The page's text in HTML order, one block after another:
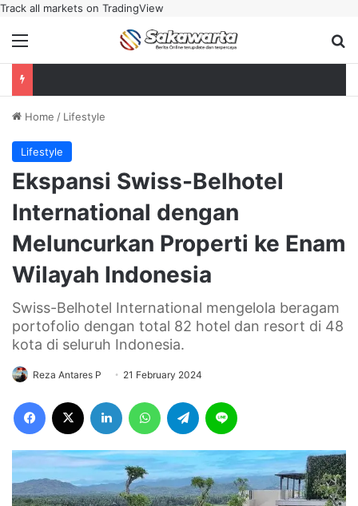
Track all markets on TradingView
Menu
Home / Lifestyle
Lifestyle
Ekspansi Swiss-Belhotel
International dengan
Meluncurkan Properti ke Enam
Wilayah Indonesia
Swiss-Belhotel International mengelola beragam
portofolio dengan total 82 hotel dan resort di 48
kota di seluruh Indonesia.
Reza Antares P 21 February 2024
Facebook LinkedIn WhatsAppTelegram